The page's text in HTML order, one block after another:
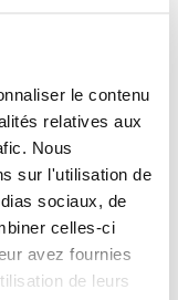
le contenu
relatives aux
Nous
sur l'utilisation de
sociaux, de
celles-ci
avez fournies
de leurs
clic, ce qui
réalisation de
est
attributive. Cette
un